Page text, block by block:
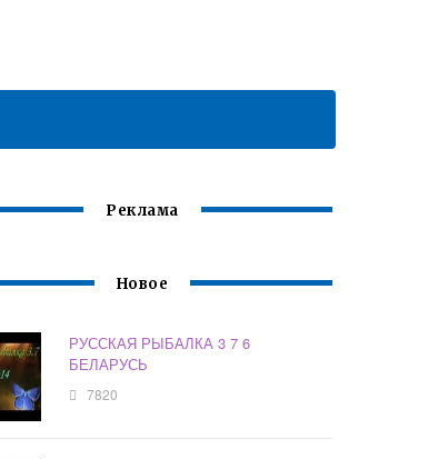
Реклама
Новое
РУССКАЯ РЫБАЛКА 3 7 6
БЕЛАРУСЬ
7820